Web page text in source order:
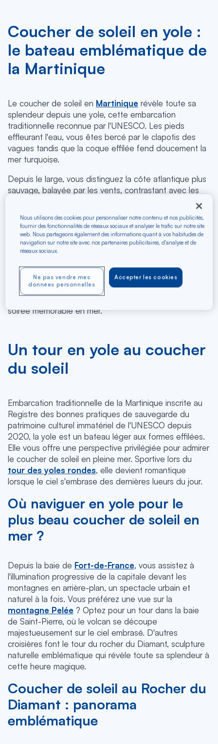
Coucher de soleil en yole :
le bateau emblématique de
la Martinique
Le coucher de soleil en Martinique révèle toute sa
splendeur depuis une yole, cette embarcation
traditionnelle reconnue par l'UNESCO. Les pieds
effleurant l'eau, vous êtes bercé par le clapotis des
vagues tandis que la coque effilée fend doucement la
mer turquoise.
Depuis le large, vous distinguez la côte atlantique plus
sauvage, balayée par les vents, contrastant avec les
baies abritées de l'ouest. Le ciel s'embrase alors de
teintes orangées et pourpres, créant un tableau vivant
d'une intensité rare. Cette expérience authentique
vous plonge au cœur de la magie caribéenne, du matin
au soir.
Air Caraïbes vous emmène vivre ce moment
exceptionnel sur l'île aux fleurs. Réservez unvol pas
cher Martiniqueet découvreznotre top des
excursions en bateauau coucher du soleil pour une
soirée mémorable en mer.
Un tour en yole au coucher
du soleil
Embarcation traditionnelle de la Martinique inscrite au
Registre des bonnes pratiques de sauvegarde du
patrimoine culturel immatériel de l'UNESCO depuis
2020, la yole est un bateau léger aux formes effilées.
Elle vous offre une perspective privilégiée pour admirer
le coucher de soleil en pleine mer. Sportive lors du
tour des yoles rondes, elle devient romantique
lorsque le ciel s'embrase des dernières lueurs du jour.
Où naviguer en yole pour le
plus beau coucher de soleil en
mer ?
Depuis la baie de Fort-de-France, vous assistez à
l'illumination progressive de la capitale devant les
montagnes en arrière-plan, un spectacle urbain et
naturel à la fois. Vous préférez une vue sur la
montagne Pelée ? Optez pour un tour dans la baie
de Saint-Pierre, où le volcan se découpe
majestueusement sur le ciel embrasé. D'autres
croisières font le tour du rocher du Diamant, sculpture
naturelle emblématique qui révèle toute sa splendeur à
cette heure magique.
Coucher de soleil au Rocher du
Diamant : panorama
emblématique
Nous utilisons des cookies pour personnaliser notre contenu et nos publicités,
fournir des fonctionnalités de réseaux sociaux et analyser le trafic sur notre site
web. Nous partageons également des informations quant à vos habitudes de
navigation sur notre site avec nos partenaires publicitaires, d'analyse et de
réseaux sociaux.
Accepter les cookies
Ne pas vendre mes
données personnelles